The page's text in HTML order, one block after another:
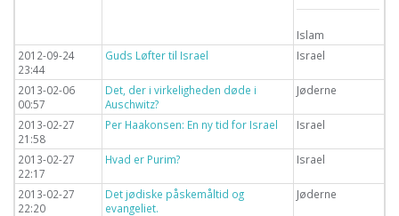
Islam
2012-09-24
23:44
Guds Løfter til Israel Israel
2013-02-06
00:57
Det, der i virkeligheden døde i
Auschwitz?
Jøderne
2013-02-27
21:58
Per Haakonsen: En ny tid for Israel Israel
2013-02-27
22:17
Hvad er Purim? Israel
2013-02-27
22:20
Det jødiske påskemåltid og
evangeliet.
Jøderne